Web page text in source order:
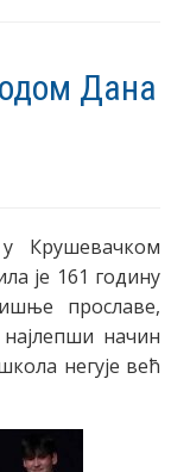
Дана
Крушевачком
је 161 годину
прославе,
најлепши начин
негује већ